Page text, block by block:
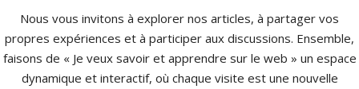
Nous vous invitons à explorer nos articles, à partager vos
propres expériences et à participer aux discussions. Ensemble,
faisons de « Je veux savoir et apprendre sur le web » un espace
dynamique et interactif, où chaque visite est une nouvelle